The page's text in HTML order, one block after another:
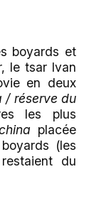
boyards et
le tsar Ivan
en deux
/ réserve du
les plus
placée
(les
du